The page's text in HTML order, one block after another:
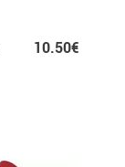
10.50€